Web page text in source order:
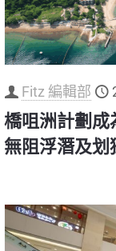
Fitz 編輯部
橋咀洲計劃成
無阻浮潛及划